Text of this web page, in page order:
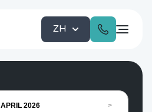
ZH
APRIL 2026 >